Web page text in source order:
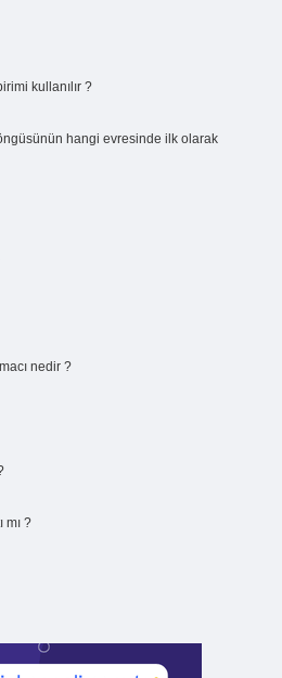
kullanılır ?
hangi evresinde ilk olarak
nedir ?
mı ?